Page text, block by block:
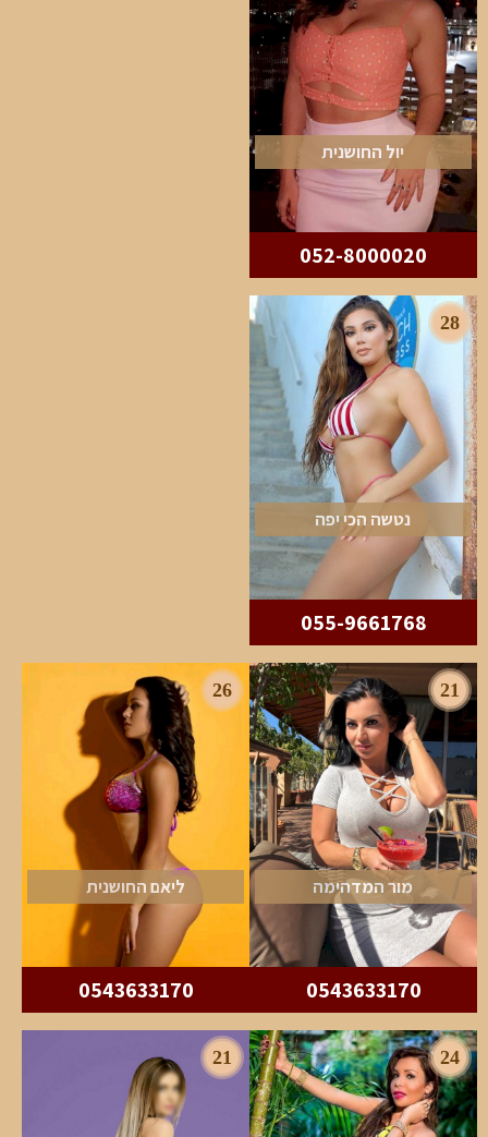
יול החושנית
052-8000020
28
נטשה הכי יפה
055-9661768
21
מור המדהימה
0543633170
26
ליאם החושנית
0543633170
24
21